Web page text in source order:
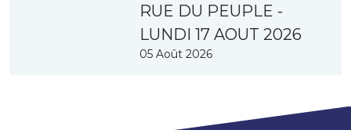
RUE DU PEUPLE -
LUNDI 17 AOUT 2026
05 Août 2026